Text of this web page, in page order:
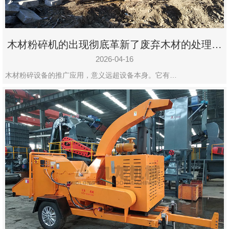
木材粉碎机的出现彻底革新了废弃木材的处理模
式
2026-04-16
木材粉碎设备的推广应用，意义远超设备本身。它有…